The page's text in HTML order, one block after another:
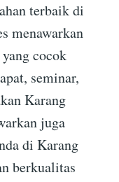
terbaik di
menawarkan
cocok
seminar,
Karang
juga
di Karang
berkualitas